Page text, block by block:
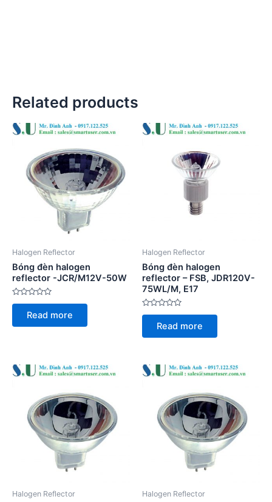
Related products
Halogen Reflector
Bóng đèn halogen
reflector -JCR/M12V-50W
Rated
of
Read more
Halogen Reflector
Bóng đèn halogen
reflector – FSB, JDR120V-
75WL/M, E17
Rated
of
Read more
Halogen Reflector Halogen Reflector